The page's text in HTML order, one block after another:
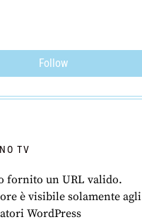
Follow
TV
fornito un URL valido.
è visibile solamente agli
WordPress